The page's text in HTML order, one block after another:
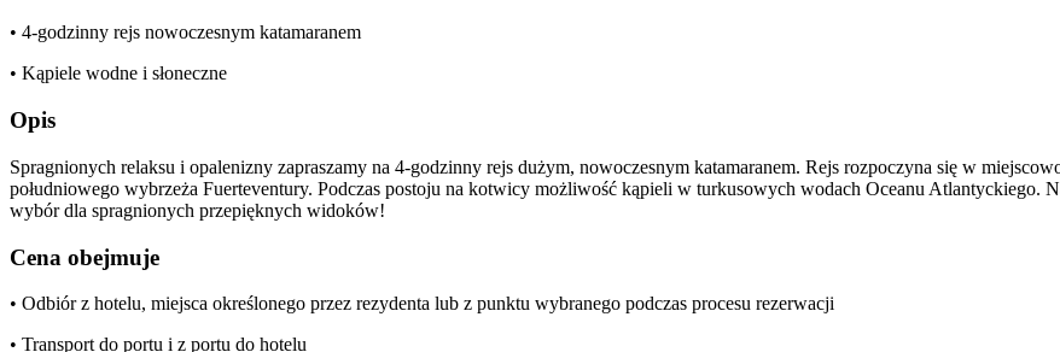
• 4-godzinny rejs nowoczesnym katamaranem
• Kąpiele wodne i słoneczne
Opis
Spragnionych relaksu i opalenizny zapraszamy na 4-godzinny rejs dużym, nowoczesnym katamaranem. Rejs rozpoczyna się w
południowego wybrzeża Fuerteventury. Podczas postoju na kotwicy możliwość kąpieli w turkusowych wodach Oceanu Atlantyckiego.
wybór dla spragnionych przepięknych widoków!
Cena obejmuje
• Odbiór z hotelu, miejsca określonego przez rezydenta lub z punktu wybranego podczas procesu rezerwacji
• Transport do portu i z portu do hotelu